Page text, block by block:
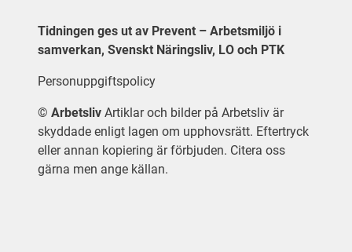
Tidningen ges ut av Prevent – Arbetsmiljö i
samverkan, Svenskt Näringsliv, LO och PTK
Personuppgiftspolicy
© Arbetsliv Artiklar och bilder på Arbetsliv är
skyddade enligt lagen om upphovsrätt. Eftertryck
eller annan kopiering är förbjuden. Citera oss
gärna men ange källan.